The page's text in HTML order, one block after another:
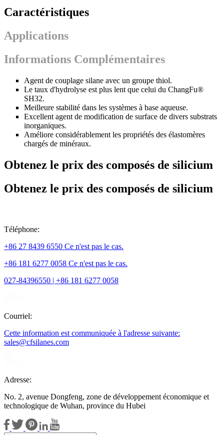
Caractéristiques
Applications
Informations Complémentaires
Agent de couplage silane avec un groupe thiol.
Le taux d'hydrolyse est plus lent que celui du ChangFu®
SH32.
Meilleure stabilité dans les systèmes à base aqueuse.
Excellent agent de modification de surface de divers substrats
inorganiques.
Améliore considérablement les propriétés des élastomères
chargés de minéraux.
Obtenez le prix des composés de silicium
Obtenez le prix des composés de silicium
Téléphone:
+86 27 8439 6550 Ce n'est pas le cas.
+86 181 6277 0058 Ce n'est pas le cas.
027-84396550 | +86 181 6277 0058
Courriel:
Cette information est communiquée à l'adresse suivante:
sales@cfsilanes.com
Adresse:
No. 2, avenue Dongfeng, zone de développement économique et
technologique de Wuhan, province du Hubei